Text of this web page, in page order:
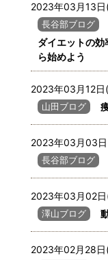
2023年03月13日
長谷部ブログ
ダイエットの
ら始めよう
2023年03月12日
山田ブログ
2023年03月03
長谷部ブログ
2023年03月02日
澤山ブログ
2023年02月28日